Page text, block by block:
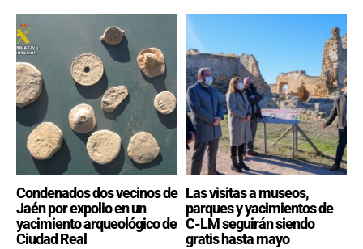
Condenados dos vecinos de
Jaén por expolio en un
yacimiento arqueológico de
Ciudad Real
Las visitas a museos,
parques y yacimientos de
C-LM seguirán siendo
gratis hasta mayo